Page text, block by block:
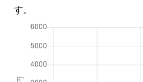
す。